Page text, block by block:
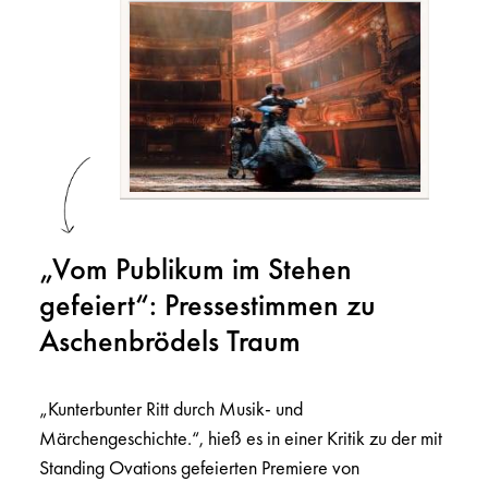
„Vom Publikum im Stehen
gefeiert“: Pressestimmen zu
Aschenbrödels Traum
„Kunterbunter Ritt durch Musik- und
Märchengeschichte.“, hieß es in einer Kritik zu der mit
Standing Ovations gefeierten Premiere von